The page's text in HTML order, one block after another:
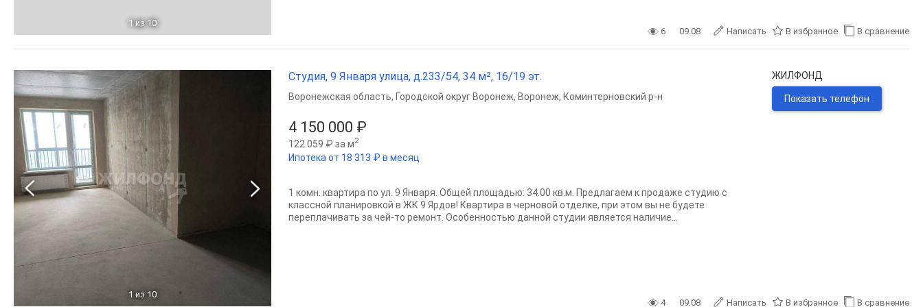
1 из 10
6
09.08 Написать В избранное В сравнение
1 из 10
Студия, 9 Января улица, д.233/54, 34 м², 16/19 эт.
4 150 000 ₽
122 059 ₽ за м2
Ипотека от 18 313 ₽ в месяц
Воронежская область, Городской округ Воронеж, Воронеж, Коминтерновский р-н
1 комн. квартира по ул. 9 Января. Общей площадью: 34.00 кв.м. Предлагаем к продаже студию с
классной планировкой в ЖК 9 Ярдов! Квартира в черновой отделке, при этом вы не будете
переплачивать за чей-то ремонт. Особенностью данной студии является наличие...
ЖИЛФОНД
Показать телефон
4 09.08 Написать В избранное В сравнение